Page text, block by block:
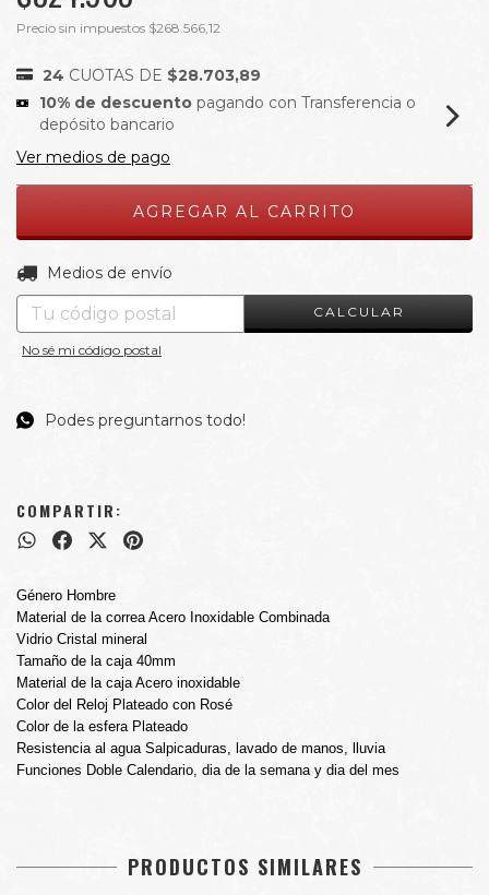
Precio sin impuestos $268.566,12
24 CUOTAS DE $28.703,89
10% de descuento pagando con Transferencia o
depósito bancario
Ver medios de pago
Entregas para el CP:
Medios de envío
CALCULAR
No sé mi código postal
Podes preguntarnos todo!
COMPARTIR:
Género Hombre
Material de la correa Acero Inoxidable Combinada
Vidrio Cristal mineral
Tamaño de la caja 40mm
Material de la caja Acero inoxidable
Color del Reloj Plateado con Rosé
Color de la esfera Plateado
Resistencia al agua Salpicaduras, lavado de manos, lluvia
Funciones Doble Calendario, dia de la semana y dia del mes
PRODUCTOS SIMILARES